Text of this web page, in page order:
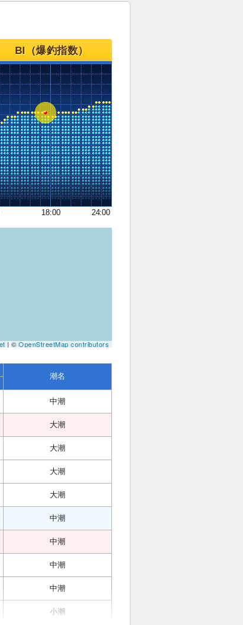
BI（爆釣指数）
18:00 24:00
| ©OpenStreetMap contributors
潮名
中潮
大潮
大潮
大潮
大潮
中潮
中潮
中潮
中潮
小潮